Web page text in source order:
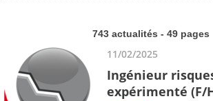
743 actualités - 49 pages
11/02/2025
Ingénieur
expérimenté (F/